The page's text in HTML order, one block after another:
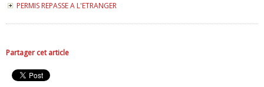
PERMIS REPASSE A L'ETRANGER
Partager cet article